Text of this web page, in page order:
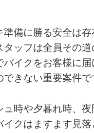
準備に勝る安全は存
ッフは全員その道
バイクをお客様に届
きない重要案件で
ュ時や夕暮れ時、夜
イクはますます見落